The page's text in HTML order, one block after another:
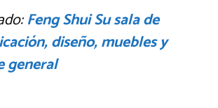
Feng Shui Su sala de
diseño, muebles y
general